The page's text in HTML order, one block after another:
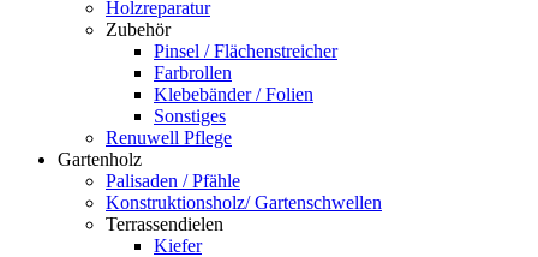
Holzreparatur
Zubehör
Pinsel / Flächenstreicher
Farbrollen
Klebebänder / Folien
Sonstiges
Renuwell Pflege
Gartenholz
Palisaden / Pfähle
Konstruktionsholz/ Gartenschwellen
Terrassendielen
Kiefer